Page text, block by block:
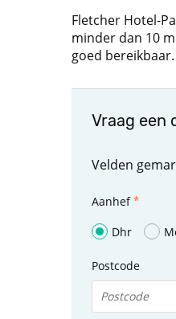
Fletcher Hotel-
minder dan 10
goed
Vraag een
Velden
Aanhef
Dhr
Postcode